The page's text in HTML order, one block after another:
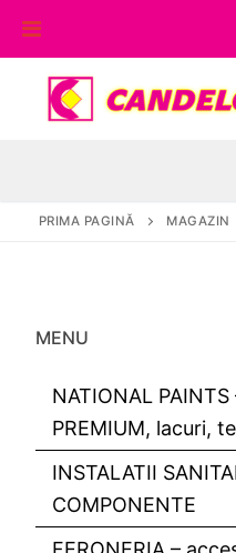
conținut
PRIMA PAGINĂ MAGAZIN
MENU
NATIONAL
PREMIUM, lacuri,
INSTALATII
COMPONENTE